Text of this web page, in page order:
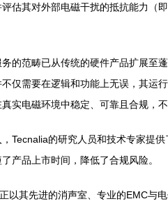
估其对外部电磁干扰的抵抗能力
的范畴已从传统的硬件产品扩展
仅需要在逻辑和功能上无误，其
实电磁环境中稳定、可靠且合规，
Tecnalia的研究人员和技术专家提
产品上市时间，降低了合规风险。
以其先进的消声室、专业的EMC与